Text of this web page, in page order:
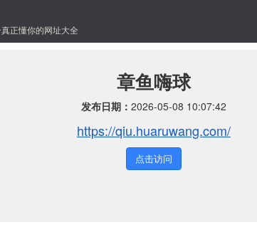
正懂你的网址大全
章鱼嗨球
发布日期： 2026-05-08 10:07:42
https://qiu.huaruwang.com/
点击访问